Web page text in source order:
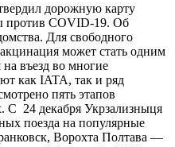
дорожную карту
против COVID-19. Об
Для свободного
может стать одним
въезд во многие
как IATA, так и ряд
пять этапов
С 24 декабря Укрзализныця
поезда на популярные
Ворохта Полтава —